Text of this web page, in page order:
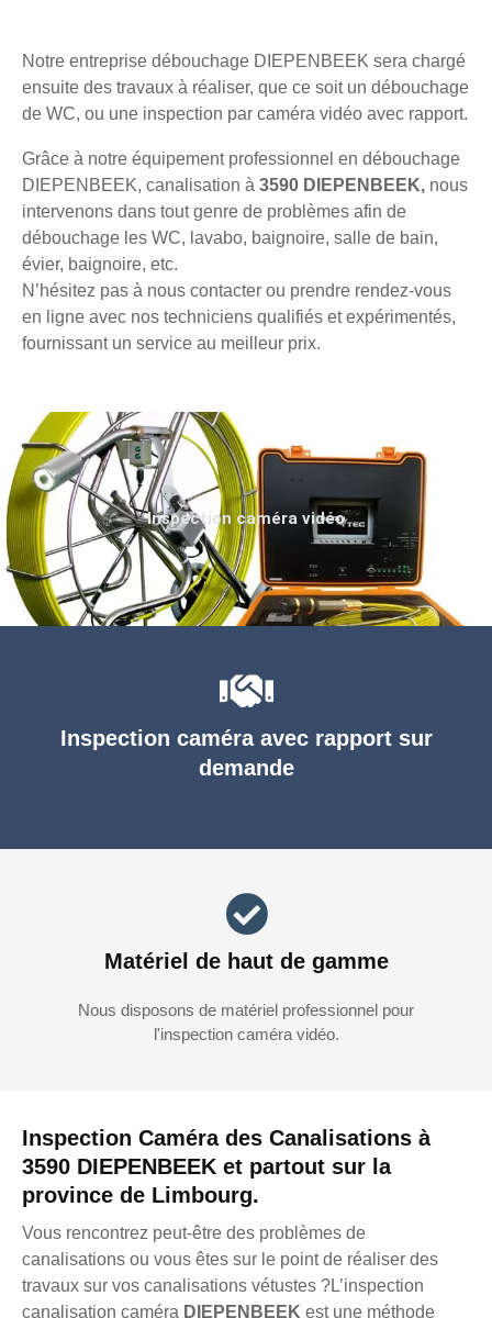
Notre entreprise débouchage DIEPENBEEK sera chargé
ensuite des travaux à réaliser, que ce soit un débouchage
de WC, ou une inspection par caméra vidéo avec rapport.
Grâce à notre équipement professionnel en débouchage
DIEPENBEEK, canalisation à 3590 DIEPENBEEK, nous
intervenons dans tout genre de problèmes afin de
débouchage les WC, lavabo, baignoire, salle de bain,
évier, baignoire, etc.
N’hésitez pas à nous contacter ou prendre rendez-vous
en ligne avec nos techniciens qualifiés et expérimentés,
fournissant un service au meilleur prix.
Inspection Caméra des Canalisations à
3590 DIEPENBEEK et partout sur la
province de Limbourg.
Vous rencontrez peut-être des problèmes de
canalisations ou vous êtes sur le point de réaliser des
travaux sur vos canalisations vétustes ?L’inspection
canalisation caméra DIEPENBEEK est une méthode
Inspection caméra avec rapport sur
demande
Matériel de haut de gamme
Nous disposons de matériel professionnel pour
l'inspection caméra vidéo.
Inspection caméra vidéo